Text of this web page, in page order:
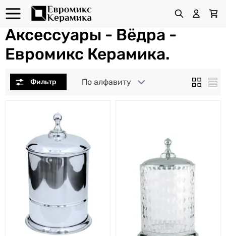
Аксессуары - Вёдра -
Евромикс Керамика.
По алфавиту